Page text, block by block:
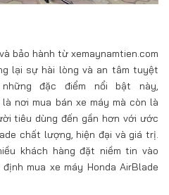
bảo hành từ xemaynamtien.com
lại sự hài lòng và an tâm tuyệt
đặc điểm nổi bật này,
nơi mua bán xe máy mà còn là
tiêu dùng đến gần hơn với ước
chất lượng, hiện đại và giá trị.
khách hàng đặt niềm tin vào
mua xe máy Honda AirBlade